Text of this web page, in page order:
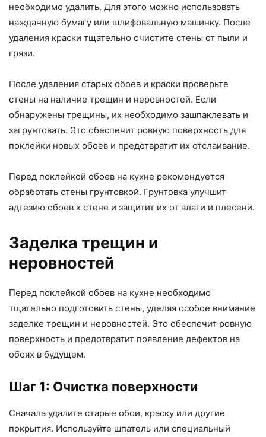
необходимо удалить. Для этого можно использовать
наждачную бумагу или шлифовальную машинку. После
удаления краски тщательно очистите стены от пыли и
грязи.
После удаления старых обоев и краски проверьте
стены на наличие трещин и неровностей. Если
обнаружены трещины, их необходимо зашпаклевать и
загрунтовать. Это обеспечит ровную поверхность для
поклейки новых обоев и предотвратит их отслаивание.
Перед поклейкой обоев на кухне рекомендуется
обработать стены грунтовкой. Грунтовка улучшит
адгезию обоев к стене и защитит их от влаги и плесени.
Заделка трещин и
неровностей
Перед поклейкой обоев на кухне необходимо
тщательно подготовить стены, уделяя особое внимание
заделке трещин и неровностей. Это обеспечит ровную
поверхность и предотвратит появление дефектов на
обоях в будущем.
Шаг 1: Очистка поверхности
Сначала удалите старые обои, краску или другие
покрытия. Используйте шпатель или специальный